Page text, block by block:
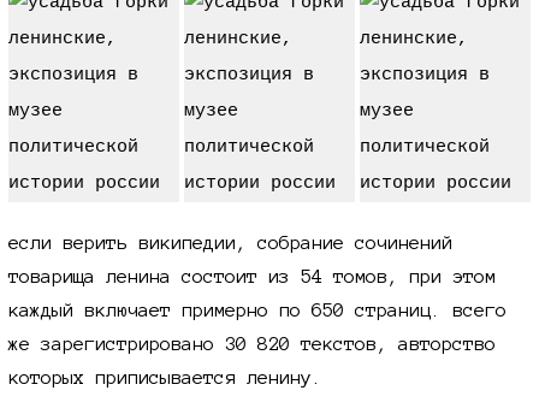
если верить википедии, собрание сочинений
товарища ленина состоит из 54 томов,
при этом
каждый включает примерно по 650 страниц. всего
же зарегистрировано 30 820 текстов, авторство
которых приписывается ленину.